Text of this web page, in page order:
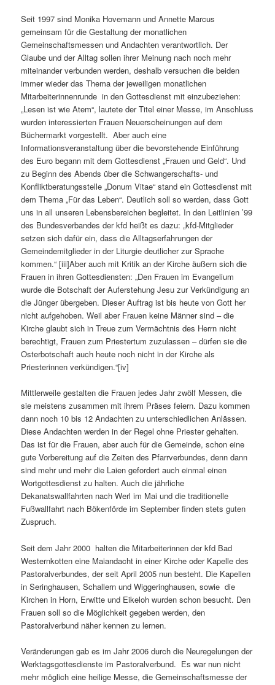
Seit 1997 sind Monika Hovemann und Annette Marcus
gemeinsam für die Gestaltung der monatlichen
Gemeinschaftsmessen und Andachten verantwortlich. Der
Glaube und der Alltag sollen ihrer Meinung nach noch mehr
miteinander verbunden werden, deshalb versuchen die beiden
immer wieder das Thema der jeweiligen monatlichen
Mitarbeiterinnenrunde in den Gottesdienst mit einzubeziehen:
„Lesen ist wie Atem“, lautete der Titel einer Messe, im Anschluss
wurden interessierten Frauen Neuerscheinungen auf dem
Büchermarkt vorgestellt. Aber auch eine
Informationsveranstaltung über die bevorstehende Einführung
des Euro begann mit dem Gottesdienst „Frauen und Geld“. Und
zu Beginn des Abends über die Schwangerschafts- und
Konfliktberatungsstelle „Donum Vitae“ stand ein Gottesdienst mit
dem Thema „Für das Leben“. Deutlich soll so werden, dass Gott
uns in all unseren Lebensbereichen begleitet. In den Leitlinien ’99
des Bundesverbandes der kfd heißt es dazu: „kfd-Mitglieder
setzen sich dafür ein, dass die Alltagserfahrungen der
Gemeindemitglieder in der Liturgie deutlicher zur Sprache
kommen.“ [iii]Aber auch mit Kritik an der Kirche äußern sich die
Frauen in ihren Gottesdiensten: „Den Frauen im Evangelium
wurde die Botschaft der Auferstehung Jesu zur Verkündigung an
die Jünger übergeben. Dieser Auftrag ist bis heute von Gott her
nicht aufgehoben. Weil aber Frauen keine Männer sind – die
Kirche glaubt sich in Treue zum Vermächtnis des Herrn nicht
berechtigt, Frauen zum Priestertum zuzulassen – dürfen sie die
Osterbotschaft auch heute noch nicht in der Kirche als
Priesterinnen verkündigen.“[iv]
Mittlerweile gestalten die Frauen jedes Jahr zwölf Messen, die
sie meistens zusammen mit ihrem Präses feiern. Dazu kommen
dann noch 10 bis 12 Andachten zu unterschiedlichen Anlässen.
Diese Andachten werden in der Regel ohne Priester gehalten.
Das ist für die Frauen, aber auch für die Gemeinde, schon eine
gute Vorbereitung auf die Zeiten des Pfarrverbundes, denn dann
sind mehr und mehr die Laien gefordert auch einmal einen
Wortgottesdienst zu halten. Auch die jährliche
Dekanatswallfahrten nach Werl im Mai und die traditionelle
Fußwallfahrt nach Bökenförde im September finden stets guten
Zuspruch.
Seit dem Jahr 2000 halten die Mitarbeiterinnen der kfd Bad
Westernkotten eine Maiandacht in einer Kirche oder Kapelle des
Pastoralverbundes, der seit April 2005 nun besteht. Die Kapellen
in Seringhausen, Schallern und Wiggeringhausen, sowie die
Kirchen in Horn, Erwitte und Eikeloh wurden schon besucht. Den
Frauen soll so die Möglichkeit gegeben werden, den
Pastoralverbund näher kennen zu lernen.
Veränderungen gab es im Jahr 2006 durch die Neuregelungen der
Werktagsgottesdienste im Pastoralverbund. Es war nun nicht
mehr möglich eine heilige Messe, die Gemeinschaftsmesse der